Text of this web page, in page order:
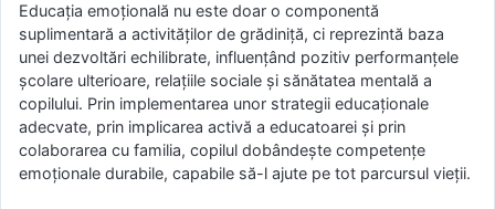
Educația emoțională nu este doar o componentă
suplimentară a activităților de grădiniță, ci reprezintă baza
unei dezvoltări echilibrate, influențând pozitiv performanțele
școlare ulterioare, relațiile sociale și sănătatea mentală a
copilului. Prin implementarea unor strategii educaționale
adecvate, prin implicarea activă a educatoarei și prin
colaborarea cu familia, copilul dobândește competențe
emoționale durabile, capabile să-l ajute pe tot parcursul vieții.